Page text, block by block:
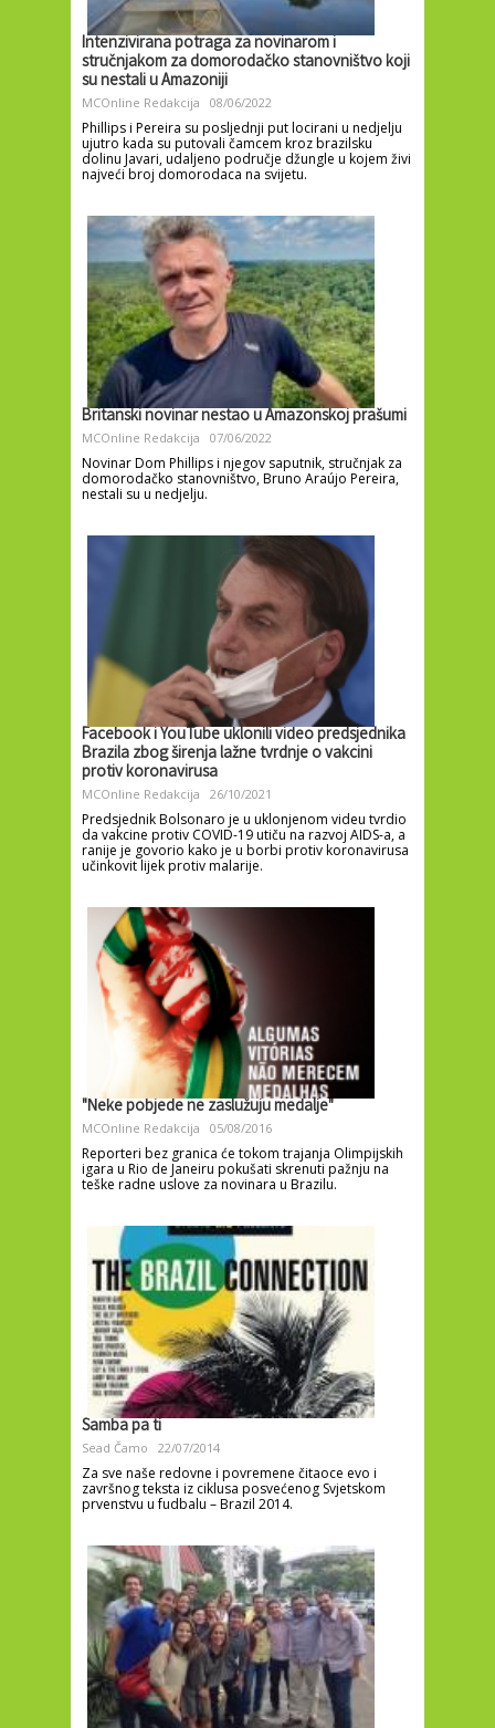
Intenzivirana potraga za novinarom i
stručnjakom za domorodačko stanovništvo koji
su nestali u Amazoniji
MCOnline Redakcija 08/06/2022
Phillips i Pereira su posljednji put locirani u nedjelju
ujutro kada su putovali čamcem kroz brazilsku
dolinu Javari, udaljeno područje džungle u kojem živi
najveći broj domorodaca na svijetu.
Britanski novinar nestao u Amazonskoj prašumi
MCOnline Redakcija 07/06/2022
Novinar Dom Phillips i njegov saputnik, stručnjak za
domorodačko stanovništvo, Bruno Araújo Pereira,
nestali su u nedjelju.
Facebook i YouTube uklonili video predsjednika
Brazila zbog širenja lažne tvrdnje o vakcini
protiv koronavirusa
MCOnline Redakcija 26/10/2021
Predsjednik Bolsonaro je u uklonjenom videu tvrdio
da vakcine protiv COVID-19 utiču na razvoj AIDS-a, a
ranije je govorio kako je u borbi protiv koronavirusa
učinkovit lijek protiv malarije.
"Neke pobjede ne zaslužuju medalje"
MCOnline Redakcija 05/08/2016
Reporteri bez granica će tokom trajanja Olimpijskih
igara u Rio de Janeiru pokušati skrenuti pažnju na
teške radne uslove za novinara u Brazilu.
Samba pa ti
Sead Čamo 22/07/2014
Za sve naše redovne i povremene čitaoce evo i
završnog teksta iz ciklusa posvećenog Svjetskom
prvenstvu u fudbalu – Brazil 2014.